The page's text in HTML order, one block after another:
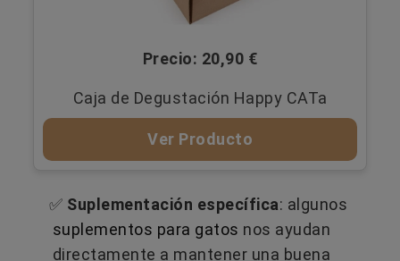
Precio: 20,90 €
Caja de Degustación Happy CATa
Ver Producto
✅ Suplementación específica: algunos
suplementos para gatos nos ayudan
directamente a mantener una buena